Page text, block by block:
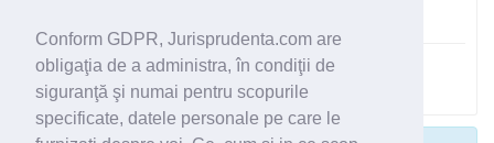
Conform GDPR, Jurisprudenta.com are
obligaţia de a administra, în condiţii de
siguranţă şi numai pentru scopurile
specificate, datele personale pe care le
Toate instantele